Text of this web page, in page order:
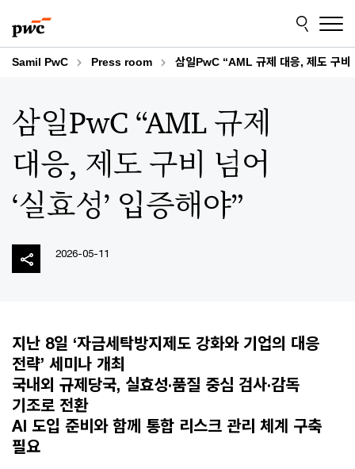
to
content
to
footer
Samil PwC Press room 삼일PwC “AML 규제 대응, 제도 구비
삼일PwC “AML 규제
대응, 제도 구비 넘어
‘실효성’ 입증해야”
2026-05-11
지난 8일 ‘자금세탁방지제도 강화와 기업의 대응
전략’ 세미나 개최
국내외 규제당국, 실효성·품질 중심 검사·감독
기조로 전환
AI 도입 준비와 함께 통합 리스크 관리 체계 구축
필요